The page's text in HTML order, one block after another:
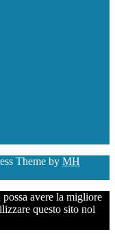
Theme by MH
avere la migliore
questo sito noi